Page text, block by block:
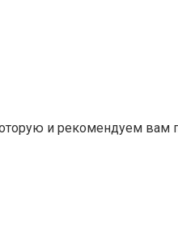
и рекомендуем вам